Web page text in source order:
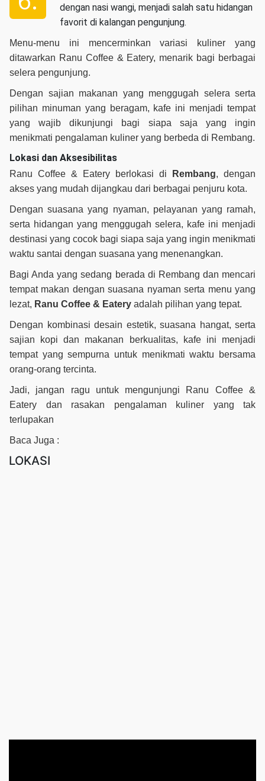
dengan nasi wangi, menjadi salah satu hidangan
favorit di kalangan pengunjung.
Menu-menu ini mencerminkan variasi kuliner yang
ditawarkan Ranu Coffee & Eatery, menarik bagi berbagai
selera pengunjung.
Dengan sajian makanan yang menggugah selera serta
pilihan minuman yang beragam, kafe ini menjadi tempat
yang wajib dikunjungi bagi siapa saja yang ingin
menikmati pengalaman kuliner yang berbeda di Rembang.
Lokasi dan Aksesibilitas
Ranu Coffee & Eatery berlokasi di Rembang, dengan
akses yang mudah dijangkau dari berbagai penjuru kota.
Dengan suasana yang nyaman, pelayanan yang ramah,
serta hidangan yang menggugah selera, kafe ini menjadi
destinasi yang cocok bagi siapa saja yang ingin menikmati
waktu santai dengan suasana yang menenangkan.
Bagi Anda yang sedang berada di Rembang dan mencari
tempat makan dengan suasana nyaman serta menu yang
lezat, Ranu Coffee & Eatery adalah pilihan yang tepat.
Dengan kombinasi desain estetik, suasana hangat, serta
sajian kopi dan makanan berkualitas, kafe ini menjadi
tempat yang sempurna untuk menikmati waktu bersama
orang-orang tercinta.
Jadi, jangan ragu untuk mengunjungi Ranu Coffee &
Eatery dan rasakan pengalaman kuliner yang tak
terlupakan
Baca Juga :
LOKASI